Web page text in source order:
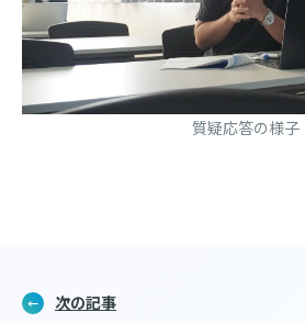
質疑応答の様子
次の記事